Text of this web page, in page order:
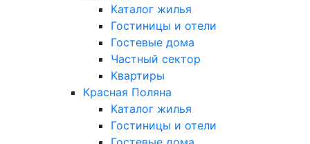
Каталог жилья
Гостиницы и отели
Гостевые дома
Частный сектор
Квартиры
Красная Поляна
Каталог жилья
Гостиницы и отели